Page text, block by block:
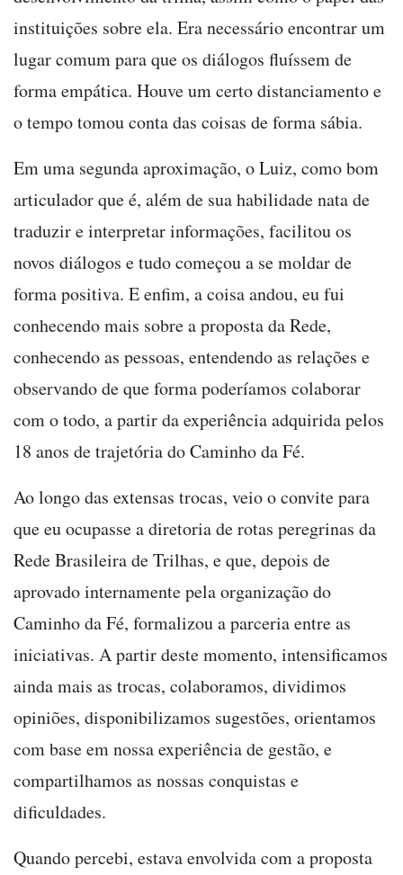
instituições sobre ela. Era necessário encontrar um
lugar comum para que os diálogos fluíssem de
forma empática. Houve um certo distanciamento e
o tempo tomou conta das coisas de forma sábia.
Em uma segunda aproximação, o Luiz, como bom
articulador que é, além de sua habilidade nata de
traduzir e interpretar informações, facilitou os
novos diálogos e tudo começou a se moldar de
forma positiva. E enfim, a coisa andou, eu fui
conhecendo mais sobre a proposta da Rede,
conhecendo as pessoas, entendendo as relações e
observando de que forma poderíamos colaborar
com o todo, a partir da experiência adquirida pelos
18 anos de trajetória do Caminho da Fé.
Ao longo das extensas trocas, veio o convite para
que eu ocupasse a diretoria de rotas peregrinas da
Rede Brasileira de Trilhas, e que, depois de
aprovado internamente pela organização do
Caminho da Fé, formalizou a parceria entre as
iniciativas. A partir deste momento, intensificamos
ainda mais as trocas, colaboramos, dividimos
opiniões, disponibilizamos sugestões, orientamos
com base em nossa experiência de gestão, e
compartilhamos as nossas conquistas e
dificuldades.
Quando percebi, estava envolvida com a proposta